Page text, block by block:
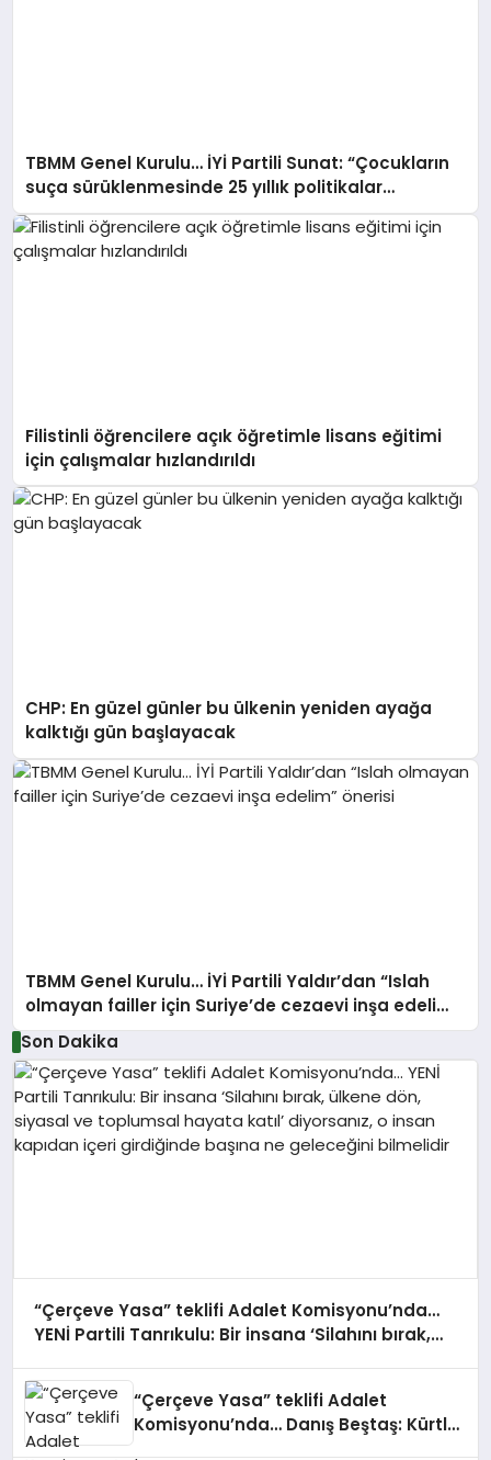
TBMM Genel Kurulu… İYİ Partili Sunat: “Çocukların
suça sürüklenmesinde 25 yıllık politikalar
sorgulanmalı”
Filistinli öğrencilere açık öğretimle lisans eğitimi
için çalışmalar hızlandırıldı
CHP: En güzel günler bu ülkenin yeniden ayağa
kalktığı gün başlayacak
TBMM Genel Kurulu… İYİ Partili Yaldır’dan “Islah
olmayan failler için Suriye’de cezaevi inşa edelim”
önerisi
Son Dakika
“Çerçeve Yasa” teklifi Adalet Komisyonu’nda…
YENİ Partili Tanrıkulu: Bir insana ‘Silahını bırak,
diyorsanız, o insan kapıdan içeri girdiğinde
başına ne geleceğini bilmelidir
“Çerçeve Yasa” teklifi Adalet
Komisyonu’nda… Danış Beştaş: Kürtler